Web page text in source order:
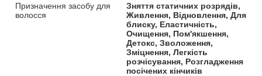
Призначення засобу для
волосся
Зняття статичних розрядів,
Живлення, Відновлення, Для
блиску, Еластичність,
Очищення, Пом'якшення,
Детокс, Зволоження,
Зміцнення, Легкість
розчісування, Розгладження
посічених кінчиків